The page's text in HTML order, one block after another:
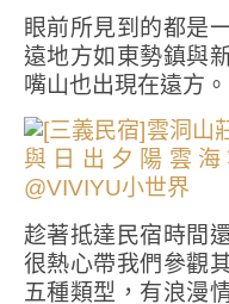
眼前所見到的都是
遠地方如東勢鎮與
嘴山也出現在遠方。
趁著抵達民宿時間
很熱心帶我們參觀
五種類型，有浪漫